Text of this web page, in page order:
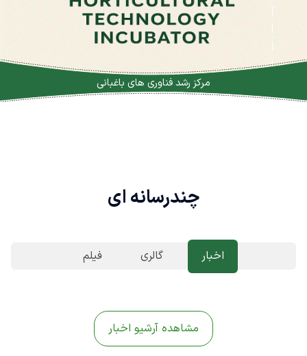
مرکز رشد فناوری های باغبانی
چندرسانه ای
اخبار گالری فیلم
مشاهده آرشیو اخبار